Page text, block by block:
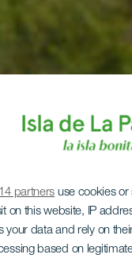
partners use cookies or
on this website, IP
data and rely on
based on